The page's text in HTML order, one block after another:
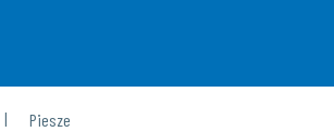
| Piesze